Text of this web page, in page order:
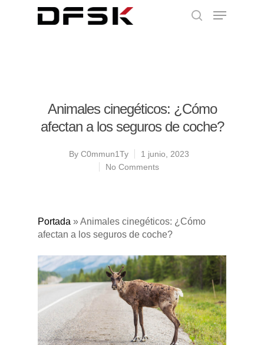
Animales cinegéticos: ¿Cómo
afectan a los seguros de coche?
By C0mmun1Ty
1 junio, 2023
No Comments
Portada »Animales cinegéticos: ¿Cómo
afectan a los seguros de coche?